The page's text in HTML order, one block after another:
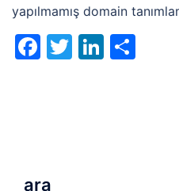
yapılmamış domain
Facebook
Twitter
ara